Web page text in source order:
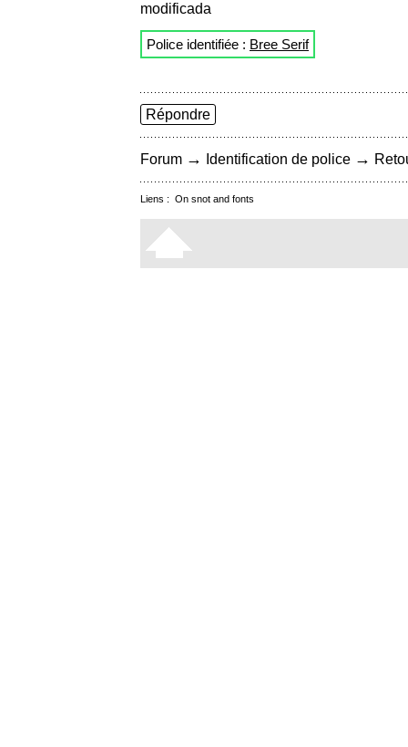
modificada
Police identifiée : Bree Serif
Répondre
Forum → Identification de police →
Liens : On snot and fonts